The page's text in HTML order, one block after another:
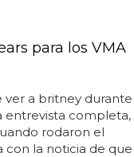
para los VMA
ver a britney durante
entrevista completa,
rodaron el
la noticia de que